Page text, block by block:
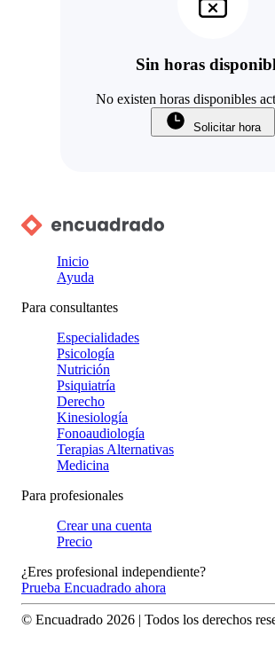
Sin horas
No existen horas disponibles
Solicitar hora
Inicio
Ayuda
Para consultantes
Especialidades
Psicología
Nutrición
Psiquiatría
Derecho
Kinesiología
Fonoaudiología
Terapias Alternativas
Medicina
Para profesionales
Crear una cuenta
Precio
¿Eres profesional independiente?
Prueba Encuadrado ahora
© Encuadrado 2026 | Todos los derechos